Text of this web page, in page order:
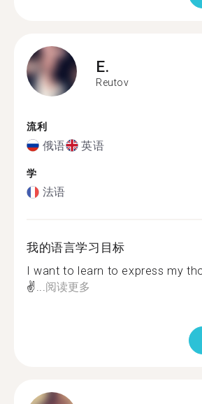
E.
Reutov
流利
俄语 英语
学
法语
我的语言学习目标
I want to learn to express my
✌...阅读更多